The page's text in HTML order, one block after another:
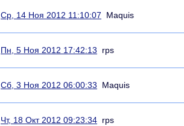
Ср, 14 Ноя 2012 11:10:07 Maquis
Пн, 5 Ноя 2012 17:42:13 rps
Сб, 3 Ноя 2012 06:00:33 Maquis
Чт, 18 Окт 2012 09:23:34 rps